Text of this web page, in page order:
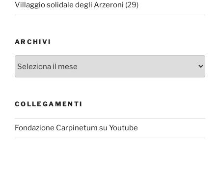
Villaggio solidale degli Arzeroni (29)
ARCHIVI
Archivi
COLLEGAMENTI
Fondazione Carpinetum su Youtube